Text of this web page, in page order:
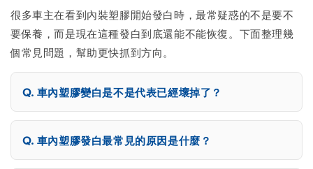
很多車主在看到內裝塑膠開始發白時，最常疑惑的不是要不
要保養，而是現在這種發白到底還能不能恢復。下面整理幾
個常見問題，幫助更快抓到方向。
車內塑膠變白是不是代表已經壞掉了？
車內塑膠發白最常見的原因是什麼？